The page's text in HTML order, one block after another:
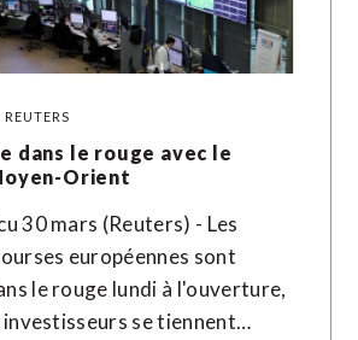
REUTERS
dans le rouge avec le
Orient
30 mars (Reuters) - Les
européennes sont
le rouge lundi à l'ouverture,
investisseurs se tiennent…